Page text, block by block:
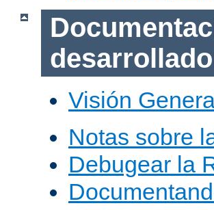
Visión
Notas sobre
Debugear la